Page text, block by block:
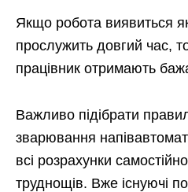
Якщо робота виявиться
прослужить довгий час,
працівник отримають
Важливо підібрати
зварювання
всі розрахунки
труднощів. Вже існуючі